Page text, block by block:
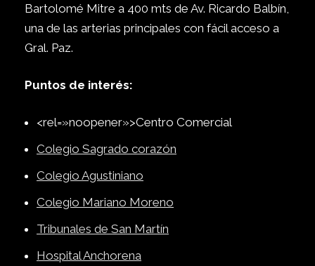
Bartolomé Mitre a 400 mts de Av. Ricardo Balbín,
una de las arterias principales con fácil acceso a
Gral. Paz.
Puntos de interés:
<rel=»noopener»>Centro Comercial
Colegio Sagrado corazón
Colegio Agustiniano
Colegio Mariano Moreno
Tribunales de San Martín
Hospital Anchorena